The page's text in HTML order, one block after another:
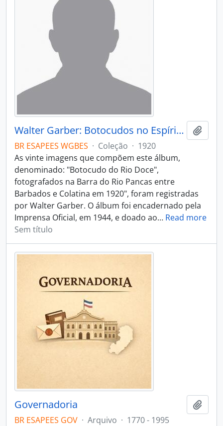
Walter Garber: Botocudos no Espírito Santo
BR ESAPEES WGBES · Coleção · 1920
As vinte imagens que compõem este álbum,
denominado: "Botocudo do Rio Doce",
fotografados na Barra do Rio Pancas entre
Barbados e Colatina em 1920", foram registradas
por Walter Garber. O álbum foi encadernado pela
Imprensa Oficial, em 1944, e doado ao… Read more
Sem título
Governadoria
BR ESAPEES GOV · Arquivo · 1770 - 1995